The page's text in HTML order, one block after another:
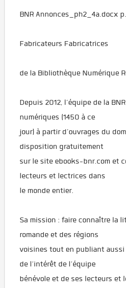
BNR Annonces_ph2_4a.docx
Fabricateurs Fabricatrices
de la Bibliothèque Numérique
Depuis 2012, l’équipe de la
numériques (1450 à ce
jour) à partir d’ouvrages du
disposition gratuitement
sur le site ebooks-bnr.com et
lecteurs et lectrices dans
le monde entier.
Sa mission : faire connaître la
romande et des régions
voisines tout en publiant
de l’intérêt de l’équipe
bénévole et de ses lecteurs et